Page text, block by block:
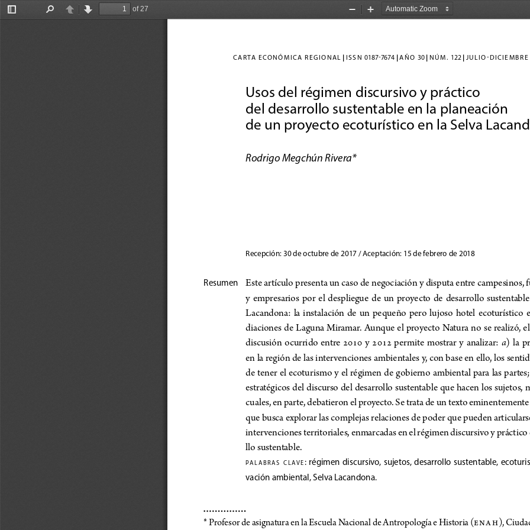
Toggle
PreviousNext
of 27
Zoom
Zoom
CARTA ECONÓMICA REGION AL |ISSN 0187-7674 |A ÑO 30 | N ÚM . 122 | JULIO-DICIEMBRE
Usos del régimen discursivo y práctico
del desarrollo sustentable en la planeación
de un proyecto ecoturístico en la Selva
Rodrigo Megchún Rivera*
Recepción: 30 de octubre de 2017 / Aceptación: 15 de febrero de 2018
Resumen
Este artículo presenta un caso de negociación y disputa entre campesinos,
y  empresarios  por  el  despliegue  de  un  proyecto  de  desarrollo  sustentable
Lacandona:  la  instalación  de  un  pequeño  pero  lujoso  hotel  ecoturístico
diaciones de Laguna Miramar. Aunque el proyecto Natura no se realizó,
discusión  ocurrido  entre 2010 y 2012 permite mostrar y analizar: a)  la
en la región de las intervenciones ambientales y, con base en ello, los
de tener el ecoturismo y el régimen de gobierno ambiental para las partes;
estratégicos del discurso del desarrollo sustentable que hacen los sujetos,
cuales, en parte, debatieron el proyecto. Se trata de un texto
que busca explorar las complejas relaciones de poder que pueden
intervenciones territoriales, enmarcadas en el régimen discursivo y práctico
llo sustentable.
PAL ABRAS CL AVE :  régimen  discursivo,  sujetos,  desarrollo  sustentable,
vación ambiental, Selva Lacandona.
* Profesor de asignatura en la Escuela Nacional de Antropología e Historia (enah),